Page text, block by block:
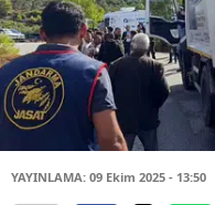
YAYINLAMA: 09 Ekim 2025 - 13:50